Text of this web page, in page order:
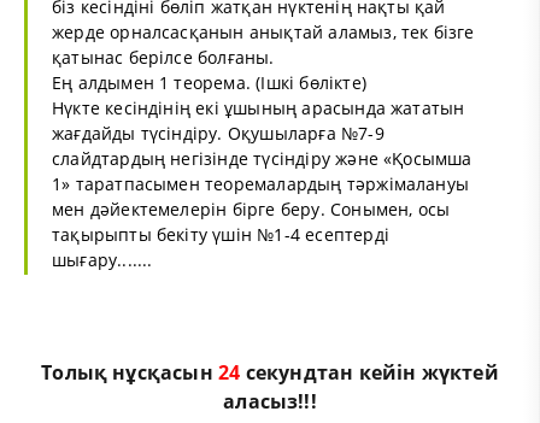
біз кесіндіні бөліп жатқан нүктенің нақты қай
жерде орналсасқанын анықтай аламыз, тек бізге
қатынас берілсе болғаны.
Ең алдымен 1 теорема. (Ішкі бөлікте)
Нүкте кесіндінің екі ұшының арасында жататын
жағдайды түсіндіру. Оқушыларға №7-9
слайдтардың негізінде түсіндіру және «Қосымша
1» таратпасымен теоремалардың тәржімалануы
мен дәйектемелерін бірге беру. Сонымен, осы
тақырыпты бекіту үшін №1-4 есептерді
шығару.......
Толық нұсқасын23 секундтан кейін жүктей
аласыз!!!